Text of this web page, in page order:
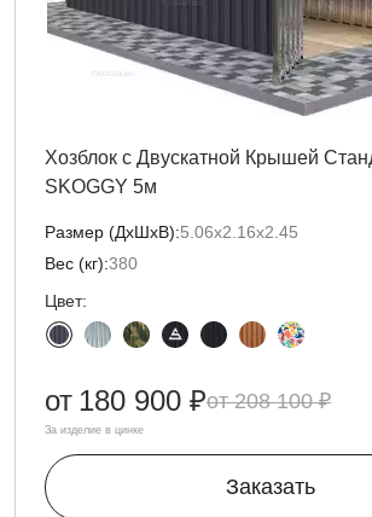
Хозблок с Двускатной Крышей
SKOGGY 5м
Размер (ДxШxВ):5.06х2.16х2.45
Вес (кг):380
Цвет:
208 100 ₽
от 180 900 ₽
За изделие в цинке
Заказать